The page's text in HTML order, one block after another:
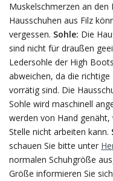
Muskelschmerzen an
Hausschuhen aus Filz
vergessen. Sohle: Die
sind nicht für draußen
Ledersohle der High
abweichen, da die
vorrätig sind. Die
Sohle wird maschinell
werden von Hand
Stelle nicht arbeiten kann.
schauen Sie bitte unter
normalen Schuhgröße
Größe informieren Sie